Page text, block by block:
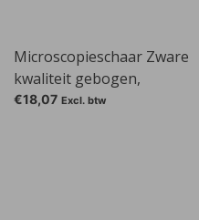
Microscopieschaar Zware
kwaliteit gebogen,
puntig/puntig, 130 mm, 45
€18,07 Excl. btw